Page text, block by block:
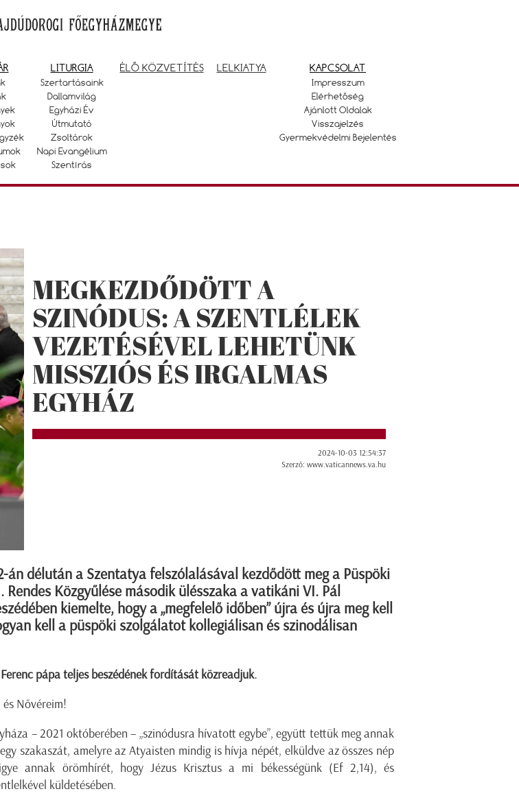
LITURGIA
Szertartásaink
Dallamvilág
Egyházi Év
Útmutató
Zsoltárok
Napi Evangélium
Szentírás
ÉLŐ KÖZVETÍTÉS LELKIATYA KAPCSOLAT
Impresszum
Elérhetőség
Ajánlott Oldalak
Visszajelzés
Gyermekvédelmi Bejelentés
MEGKEZDŐDÖTT A
SZINÓDUS: A SZENTLÉLEK
VEZETÉSÉVEL LEHETÜNK
MISSZIÓS ÉS IRGALMAS
EGYHÁZ
2024-10-03 12:54:37
Szerző: www.vaticannews.va.hu
án délután a Szentatya felszólalásával kezdődött meg a Püspöki
Rendes Közgyűlése második ülésszaka a vatikáni VI. Pál
kiemelte, hogy a „megfelelő időben” újra és újra meg kell
kell a püspöki szolgálatot kollegiálisan és szinodálisan
pápa teljes beszédének fordítását közreadjuk.
és Nővéreim!
– 2021 októberében – „szinódusra hívatott egybe”, együtt tettük meg annak
szakaszát, amelyre az Atyaisten mindig is hívja népét, elküldve az összes nép
annak örömhírét, hogy Jézus Krisztus a mi békességünk (Ef 2,14), és
küldetésében.